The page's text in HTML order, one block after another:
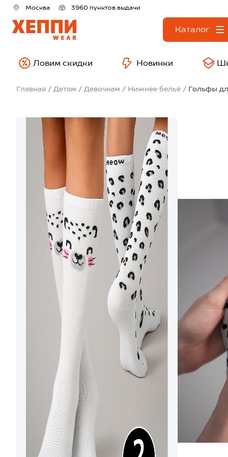
Москва 3960 пунктов выдачи
Каталог
Ловим скидки Новинки
Главная Детям Девочкам Нижнее бельё Гольфы